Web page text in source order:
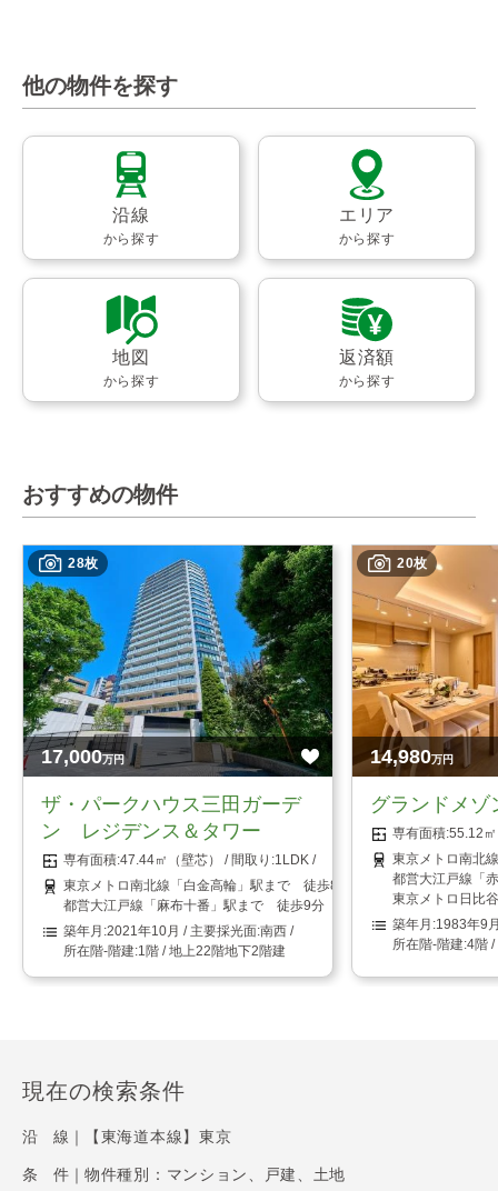
他の物件を探す
沿線
から探す
エリア
から探す
地図
から探す
返済額
から探す
おすすめの物件
28枚
17,000万円
ザ・パークハウス三田ガーデ
ン レジデンス＆タワー
47.44㎡（壁芯）
1LDK
東京メトロ南北線「白金高輪」駅まで 徒歩8分
都営大江戸線「麻布十番」駅まで 徒歩9分
2021年10月
南西
1階 / 地上22階地下2階建
20枚
14,980万円
グランドメゾ
55.12
東京メトロ南北
都営大江戸線「
東京メトロ日比
1983年9
4階 /
現在の検索条件
沿 線｜ 【東海道本線】東京
条 件｜ 物件種別：マンション、戸建、土地